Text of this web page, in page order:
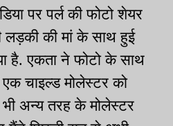
पर पर्ल की फोटो शेयर
लड़की की मां के साथ हुई
है. एकता ने फोटो के साथ
चाइल्ड मोलेस्टर को
भी अन्य तरह के मोलेस्टर